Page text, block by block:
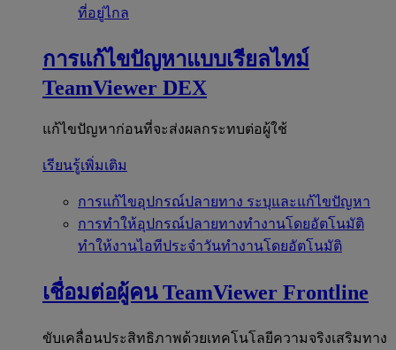
ที่อยู่ไกล
การแก้ไขปัญหาแบบเรียลไทม์
TeamViewer DEX
แก้ไขปัญหาก่อนที่จะส่งผลกระทบต่อผู้ใช้
เรียนรู้เพิ่มเติม
การแก้ไขอุปกรณ์ปลายทาง ระบุและแก้ไขปัญหา
การทำให้อุปกรณ์ปลายทางทำงานโดยอัตโนมัติ
ทำให้งานไอทีประจำวันทำงานโดยอัตโนมัติ
เชื่อมต่อผู้คน TeamViewer Frontline
ขับเคลื่อนประสิทธิภาพด้วยเทคโนโลยีความจริงเสริมทาง